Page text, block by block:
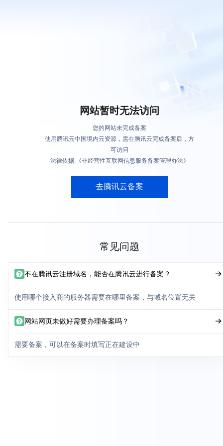
网站暂时无法访问
您的网站未完成备案
使用腾讯云中国境内云资源，需在腾讯云完成备案后，方
可访问
法律依据:《非经营性互联网信息服务备案管理办法》
去腾讯云备案
常见问题
不在腾讯云注册域名，能否在腾讯云进行备案？
使用哪个接入商的服务器需要在哪里备案，与域名位置无关
网站网页未做好需要办理备案吗？
需要备案，可以在备案时填写正在建设中